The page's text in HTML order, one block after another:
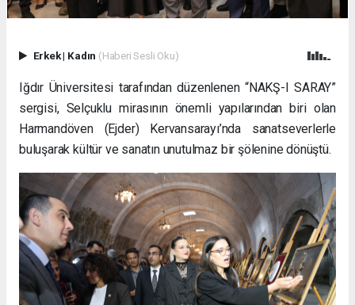
Erkek| Kadın (Haberi Sesli Oku)
Iğdır Üniversitesi tarafından düzenlenen “NAKŞ-I SARAY”
sergisi, Selçuklu mirasının önemli yapılarından biri olan
Harmandöven (Ejder) Kervansarayı’nda sanatseverlerle
buluşarak kültür ve sanatın unutulmaz bir şölenine dönüştü.